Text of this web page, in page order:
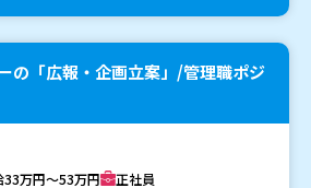
の「広報・企画立案」/管理職ポジ
33万円～53万円 正社員